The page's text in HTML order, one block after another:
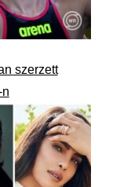
szerzett